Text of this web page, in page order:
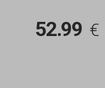
52.99 €